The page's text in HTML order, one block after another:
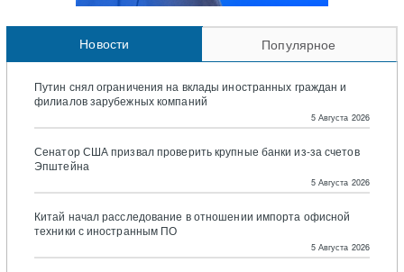
Новости Популярное
Путин снял ограничения на вклады иностранных граждан и
филиалов зарубежных компаний
5 Августа 2026
Сенатор США призвал проверить крупные банки из-за счетов
Эпштейна
5 Августа 2026
Китай начал расследование в отношении импорта офисной
техники с иностранным ПО
5 Августа 2026